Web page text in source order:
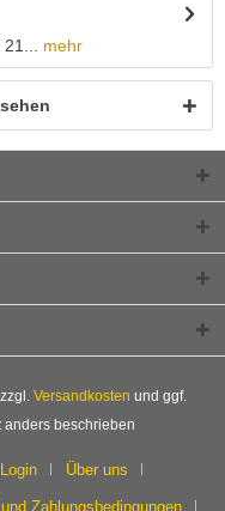
mehr
Versandkosten und ggf.
beschrieben
Über uns
Zahlungsbedingungen